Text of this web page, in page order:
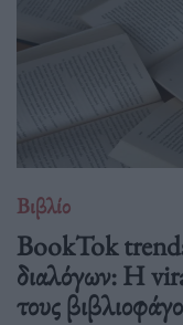
Βιβλίο
BookTok
διαλόγων: Η
τους